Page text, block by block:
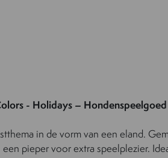
- Holidays –
in de vorm van een eland.
pieper voor extra speelplezier.